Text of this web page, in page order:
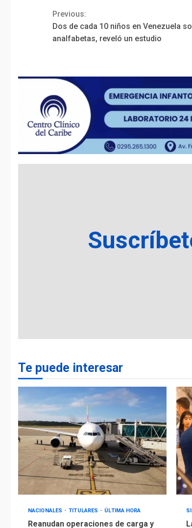
Continue
Reading
Previous:
Dos de cada 10 niños en Venezuela
analfabetas, reveló un estudio
Te puede interesar
NACIONALES TITULARES ÚLTIMA HORA
Reanudan operaciones de carga y